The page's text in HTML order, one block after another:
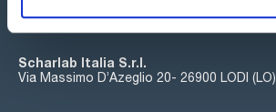
Iscriviti alla Newsletter
Scharlab Italia S.r.l.
Via Massimo D’Azeglio 20- 26900 LODI (LO)